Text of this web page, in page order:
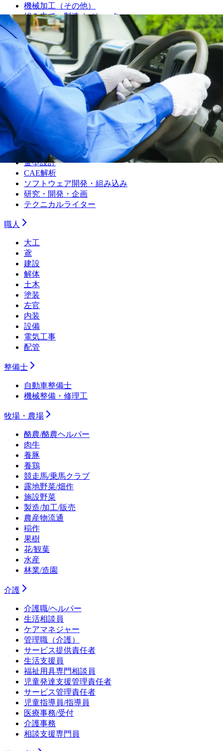
機械加工（その他）
組み立て・製造オペレーター
プラントオペレーター
食品・飲料・医薬品製造オペレーター
サービスエンジニア・フィールドエンジニア
シーケンス制御（PLC・シーケンス・ラダー）
品質管理・品質保証
設備保全（機械）
設備保全（電気）
生産技術（機械）
生産技術（電気）
生産管理・購買・工場長
回路設計
機械設計
光学設計
金型設計
CAE解析
ソフトウェア開発・組み込み
研究・開発・企画
テクニカルライター
職人
大工
鳶
建設
解体
土木
塗装
左官
内装
設備
電気工事
配管
整備士
自動車整備士
機械整備・修理工
牧場・農場
酪農/酪農ヘルパー
肉牛
養豚
養鶏
競走馬/乗馬クラブ
露地野菜/畑作
施設野菜
製造/加工/販売
農産物流通
稲作
果樹
花/観葉
水産
林業/造園
介護
介護職/ヘルパー
生活相談員
ケアマネジャー
管理職（介護）
サービス提供責任者
生活支援員
福祉用具専門相談員
児童発達支援管理責任者
サービス管理責任者
児童指導員/指導員
医療事務/受付
介護事務
相談支援専門員